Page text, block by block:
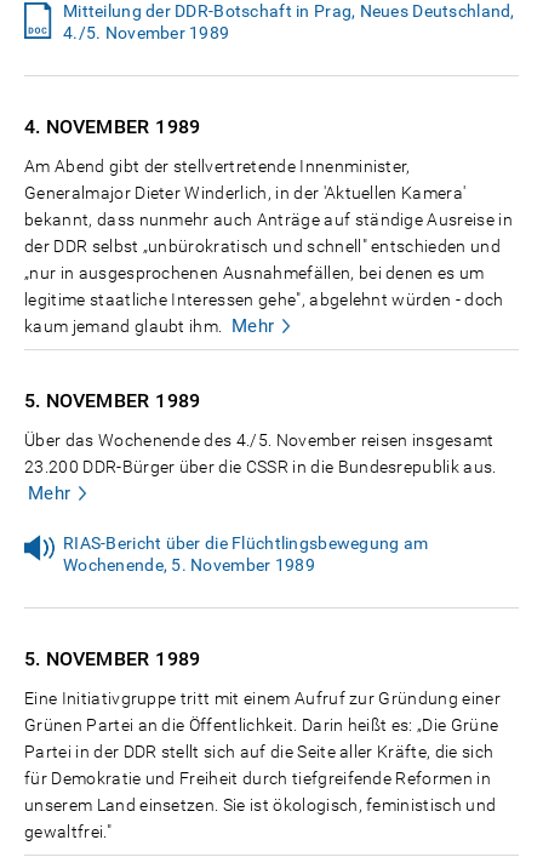
Mitteilung der DDR-Botschaft in Prag, Neues Deutschland,
4./5. November 1989
4. NOVEMBER 1989
Am Abend gibt der stellvertretende Innenminister,
Generalmajor Dieter Winderlich, in der 'Aktuellen Kamera'
bekannt, dass nunmehr auch Anträge auf ständige Ausreise in
der DDR selbst „unbürokratisch und schnell" entschieden und
„nur in ausgesprochenen Ausnahmefällen, bei denen es um
legitime staatliche Interessen gehe", abgelehnt würden - doch
kaum jemand glaubt ihm.
Mehr
5. NOVEMBER 1989
Über das Wochenende des 4./5. November reisen insgesamt
23.200 DDR-Bürger über die CSSR in die Bundesrepublik aus.
Mehr
RIAS-Bericht über die Flüchtlingsbewegung am
Wochenende, 5. November 1989
5. NOVEMBER 1989
Eine Initiativgruppe tritt mit einem Aufruf zur Gründung einer
Grünen Partei an die Öffentlichkeit. Darin heißt es: „Die Grüne
Partei in der DDR stellt sich auf die Seite aller Kräfte, die sich
für Demokratie und Freiheit durch tiefgreifende Reformen in
unserem Land einsetzen. Sie ist ökologisch, feministisch und
gewaltfrei."